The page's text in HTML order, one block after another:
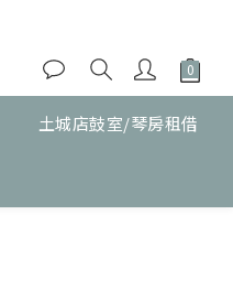
土城店鼓室/琴房租借